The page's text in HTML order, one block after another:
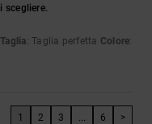
scegliere.
Taglia: Taglia perfetta Colore:
1 2 3 6 >